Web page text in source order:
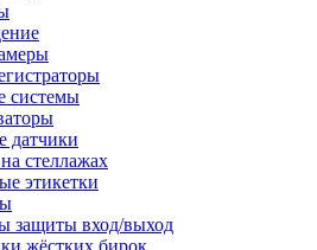
системы
датчики
стеллажах
этикетки
защиты вход/выход
жёстких бирок